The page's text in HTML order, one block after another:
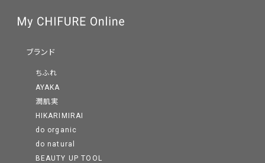
ブランド
ちふれ
AYAKA
潤肌実
HIKARIMIRAI
do organic
do natural
BEAUTY UP TOOL